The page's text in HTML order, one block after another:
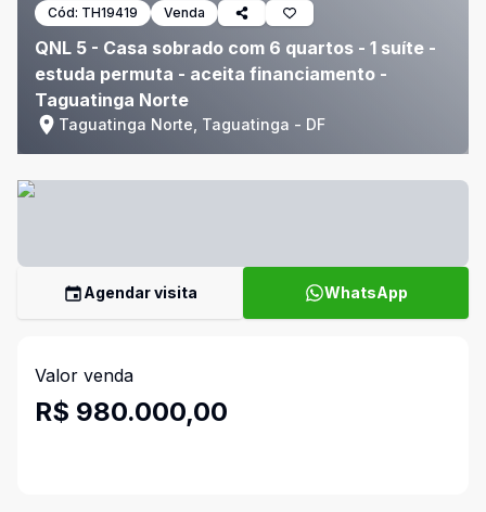
Cód: TH19419 Venda
QNL 5 - Casa sobrado com 6 quartos - 1 suíte -
estuda permuta - aceita financiamento -
Taguatinga Norte
Taguatinga Norte, Taguatinga - DF
Agendar visita WhatsApp
Valor venda
R$ 980.000,00